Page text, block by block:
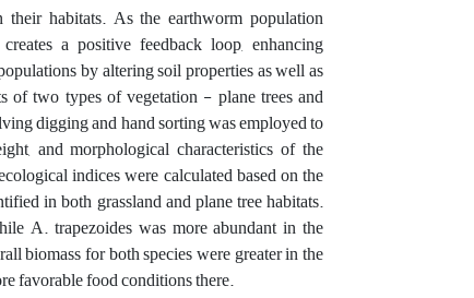
habitats. As the earthworm population
a positive feedback loop, enhancing
by altering soil properties as well as
of two types of vegetation - plane trees and
digging and hand sorting was employed to
and morphological characteristics of the
indices were calculated based on the
in both grassland and plane tree habitats.
A. trapezoides was more abundant in the
biomass for both species were greater in the
favorable food conditions there.